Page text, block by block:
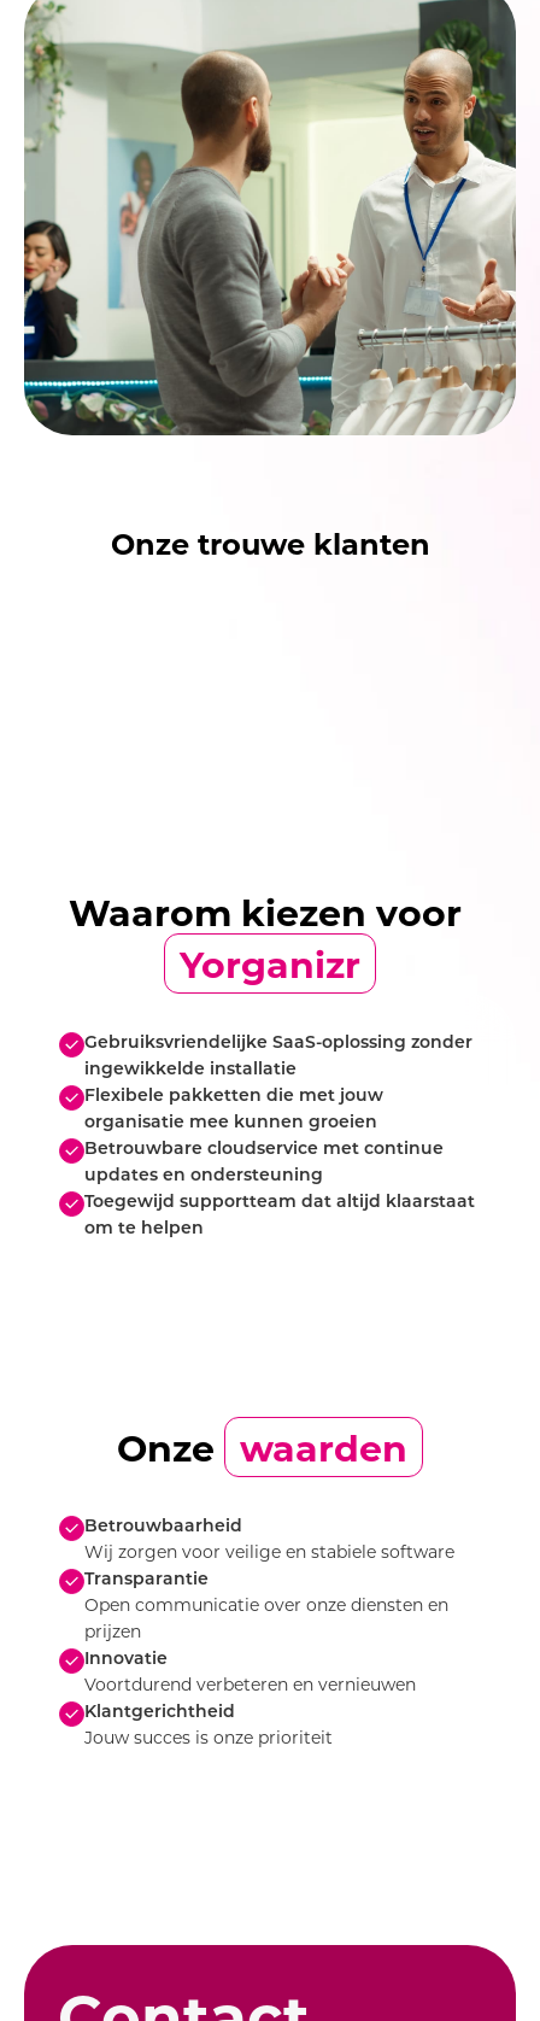
Onze trouwe klanten
Waarom kiezen voor
Yorganizr
Gebruiksvriendelijke SaaS-oplossing zonder
ingewikkelde installatie
Flexibele pakketten die met jouw
organisatie mee kunnen groeien
Betrouwbare cloudservice met continue
updates en ondersteuning
Toegewijd supportteam dat altijd klaarstaat
om te helpen
Onze waarden
Betrouwbaarheid
Wij zorgen voor veilige en stabiele software
Transparantie
Open communicatie over onze diensten en
prijzen
Innovatie
Voortdurend verbeteren en vernieuwen
Klantgerichtheid
Jouw succes is onze prioriteit